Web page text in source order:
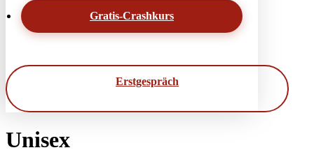
Gratis-Crashkurs
Erstgespräch
Unisex